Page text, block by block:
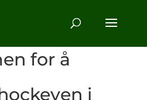
for å
i